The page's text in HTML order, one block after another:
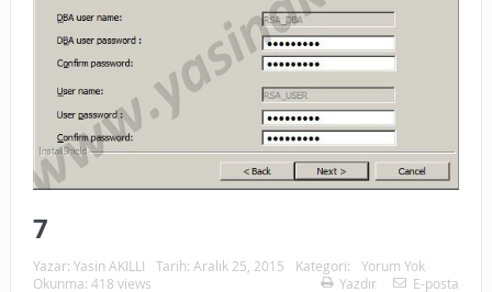
7
Yazar: Yasin AKILLI Tarih: Aralık 25, 2015 Kategori:
Yorum Yok
Okunma: 418 views
Yazdır E-posta